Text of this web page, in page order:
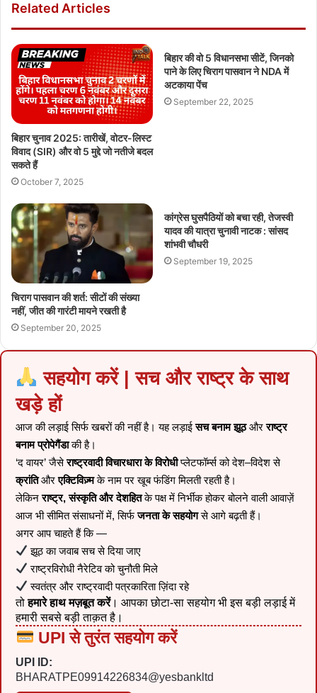
Related Articles
बिहार चुनाव 2025: तारीखें, वोटर-लिस्ट
विवाद (SIR) और वो 5 मुद्दे जो नतीजे बदल
सकते हैं
October 7, 2025
बिहार की वो 5 विधानसभा सीटें, जिनको
पाने के लिए चिराग पासवान ने NDA में
अटकाया पेंच
September 22, 2025
चिराग पासवान की शर्त: सीटों की संख्या
नहीं, जीत की गारंटी मायने रखती है
September 20, 2025
कांग्रेस घुसपैठियों को बचा रही, तेजस्वी
यादव की यात्रा चुनावी नाटक : सांसद
शांभवी चौधरी
September 19, 2025
सहयोग करें | सच और राष्ट्र के साथ
खड़े हों
आज की लड़ाई सिर्फ खबरों की नहीं है। यह लड़ाईसच बनाम झूठऔरराष्ट्र
बनाम प्रोपेगैंडाकी है।
‘द वायर’ जैसेराष्ट्रवादी विचारधारा के विरोधीप्लेटफॉर्म्स को देश–विदेश से
क्रांतिऔरएक्टिविज़्मके नाम पर खूब फंडिंग मिलती रहती है।
लेकिनराष्ट्र, संस्कृति और देशहितके पक्ष में निर्भीक होकर बोलने वाली आवाज़ें
आज भी सीमित संसाधनों में, सिर्फजनता के सहयोगसे आगे बढ़ती हैं।
अगर आप चाहते हैं कि —
झूठ का जवाब सच से दिया जाए
राष्ट्रविरोधी नैरेटिव को चुनौती मिले
स्वतंत्र और राष्ट्रवादी पत्रकारिता ज़िंदा रहे
तोहमारे हाथ मज़बूत करें। आपका छोटा-सा सहयोग भी इस बड़ी लड़ाई में
हमारी सबसे बड़ी ताक़त है।
UPI से तुरंत सहयोग करें
UPI ID:
BHARATPE09914226834@yesbankltd